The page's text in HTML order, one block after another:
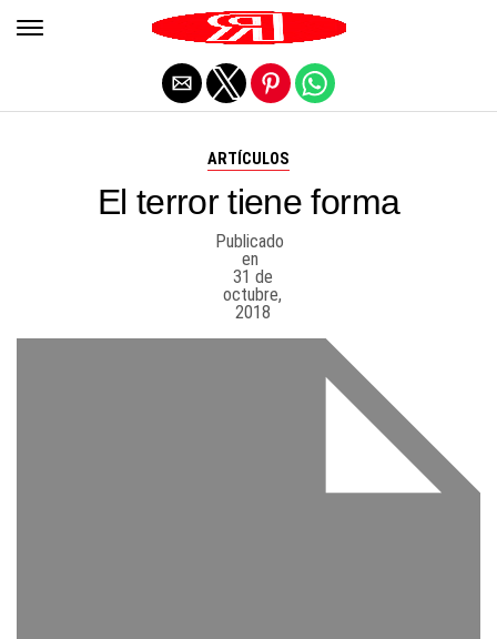
ARTÍCULOS
El terror tiene forma
Publicado
en
31 de
octubre,
2018
Salir de la versión móvil